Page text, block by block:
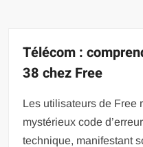
Télécom :
38 chez Free
Les utilisateurs de Free
mystérieux code
technique, manifestant